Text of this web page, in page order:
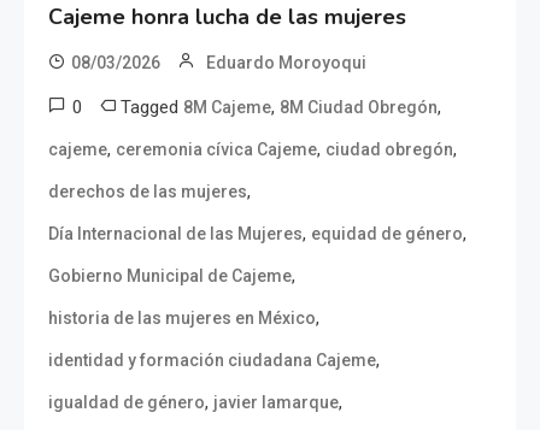
Cajeme honra lucha de las mujeres
08/03/2026 Eduardo Moroyoqui
0 Tagged 8M Cajeme, 8M Ciudad Obregón,
cajeme, ceremonia cívica Cajeme, ciudad obregón,
derechos de las mujeres,
Día Internacional de las Mujeres, equidad de género,
Gobierno Municipal de Cajeme,
historia de las mujeres en México,
identidad y formación ciudadana Cajeme,
igualdad de género, javier lamarque,